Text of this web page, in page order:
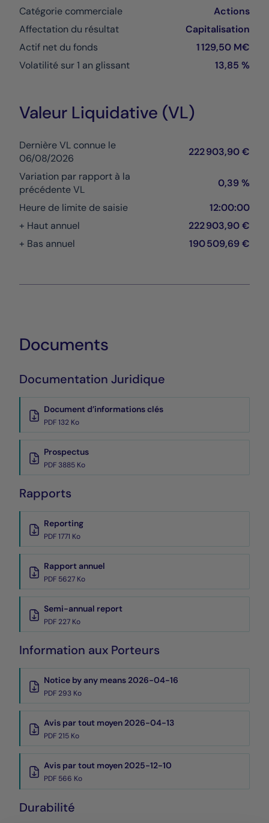
Catégorie commerciale
Actions
Affectation du résultat
Capitalisation
Actif net du fonds
1 129,50 M€
Volatilité sur 1 an glissant
13,85 %
Valeur Liquidative (VL)
Dernière VL connue le
06/08/2026
222 903,90 €
Variation par rapport à la
précédente VL
0,39 %
Heure de limite de saisie
12:00:00
+ Haut annuel
222 903,90 €
+ Bas annuel
190 509,69 €
Documents
Documentation Juridique
Document d’informations clés
PDF 132 Ko
Prospectus
PDF 3885 Ko
Rapports
Reporting
PDF 1771 Ko
Rapport annuel
PDF 5627 Ko
Semi-annual report
PDF 227 Ko
Information aux Porteurs
Notice by any means 2026-04-16
PDF 293 Ko
Avis par tout moyen 2026-04-13
PDF 215 Ko
Avis par tout moyen 2025-12-10
PDF 566 Ko
Durabilité